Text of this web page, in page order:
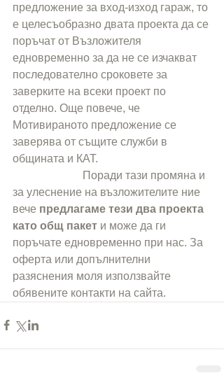
предложение за вход-изход гараж, то
е целесъобразно двата проекта да се
поръчат от Възложителя
едновременно за да не се изчакват
последователно сроковете за
заверките на всеки проект по
отделно. Още повече, че
Мотивираното предложение се
заверява от същите служби в
общината и КАТ.
за улеснение на възложителите ние
вече предлагаме тези два проекта
като общ пакет и може да ги
поръчате едновременно при нас. За
оферта или допълнителни
разяснения моля използвайте
обявените контакти на сайта.